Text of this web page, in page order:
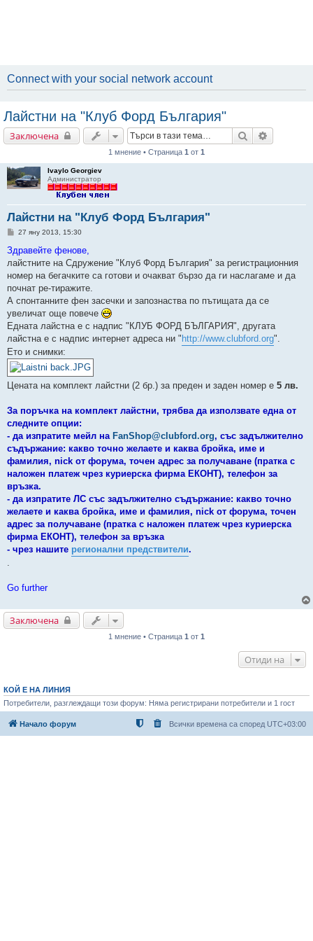
Connect with your social network account
Лайстни на "Клуб Форд България"
Заключена Търсене
1 мнение • Страница 1 от 1
Ivaylo Georgiev
Администратор
Лайстни на "Клуб Форд България"
М
е
н
и
е
27 яну 2013, 15:30
Здравейте фенове,
лайстните на Сдружение "Клуб Форд България" за регистрационния
номер на бегачките са готови и очакват бързо да ги наслагаме и да
почнат ре-тиражите.
А спонтанните фен засечки и запознаства по пътищата да се
увеличат още повече
Едната лайстна е с надпис "КЛУБ ФОРД БЪЛГАРИЯ", другата
лайстна е с надпис интернет адреса ни "http://www.clubford.org".
Ето и снимки:
Цената на комплект лайстни (2 бр.) за преден и заден номер е 5 лв.
За поръчка на комплект лайстни, трябва да използвате една от
следните опции:
- да изпратите мейл на FanShop@clubford.org, със задължително
съдържание: какво точно желаете и каква бройка, име и
фамилия, nick от форума, точен адрес за получаване (пратка с
наложен платеж чрез куриерска фирма ЕКОНТ), телефон за
връзка.
- да изпратите ЛС със задължително съдържание: какво точно
желаете и каква бройка, име и фамилия, nick от форума, точен
адрес за получаване (пратка с наложен платеж чрез куриерска
фирма ЕКОНТ), телефон за връзка
- чрез нашите регионални предствители.
Go further
Заключена
1 мнение • Страница 1 от 1
Отиди на
КОЙ Е НА ЛИНИЯ
Потребители, разглеждащи този форум: Няма регистрирани потребители и 1 гост
Начало форум Всички времена са според UTC+03:00